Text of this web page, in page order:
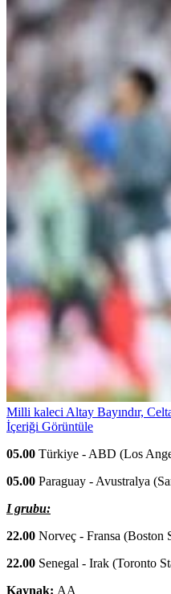
Milli kaleci Altay Bayındır,
İçeriği Görüntüle
05.00 Türkiye - ABD (Los
05.00 Paraguay - Avustralya
I grubu:
22.00 Norveç - Fransa (Boston
22.00 Senegal - Irak (Toronto
Kaynak: AA